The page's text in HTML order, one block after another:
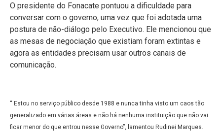
O presidente do Fonacate pontuou a dificuldade para
conversar com o governo, uma vez que foi adotada uma
postura de não-diálogo pelo Executivo. Ele mencionou que
as mesas de negociação que existiam foram extintas e
agora as entidades precisam usar outros canais de
comunicação.
“ Estou no serviço público desde 1988 e nunca tinha visto um caos tão
generalizado em várias áreas e não há nenhuma instituição que não vai
ficar menor do que entrou nesse Governo”, lamentou Rudinei Marques.